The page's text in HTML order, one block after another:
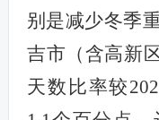
别是减少冬季
吉市（含高新
天数比率较